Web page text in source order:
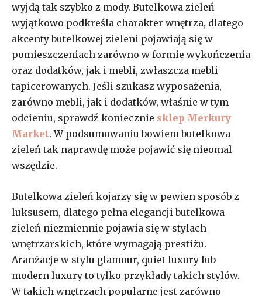
wyjdą tak szybko z mody. Butelkowa zieleń
wyjątkowo podkreśla charakter wnętrza, dlatego
akcenty butelkowej zieleni pojawiają się w
pomieszczeniach zarówno w formie wykończenia
oraz dodatków, jak i mebli, zwłaszcza mebli
tapicerowanych. Jeśli szukasz wyposażenia,
zarówno mebli, jak i dodatków, właśnie w tym
odcieniu, sprawdź koniecznie sklep Merkury
Market. W podsumowaniu bowiem butelkowa
zieleń tak naprawdę może pojawić się nieomal
wszędzie.
Butelkowa zieleń kojarzy się w pewien sposób z
luksusem, dlatego pełna elegancji butelkowa
zieleń niezmiennie pojawia się w stylach
wnętrzarskich, które wymagają prestiżu.
Aranżacje w stylu glamour, quiet luxury lub
modern luxury to tylko przykłady takich stylów.
W takich wnętrzach popularne jest zarówno